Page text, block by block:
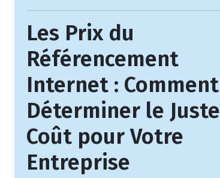
Les Prix du
Référencement
Internet : Comment
Déterminer le Juste
Coût pour Votre
Entreprise